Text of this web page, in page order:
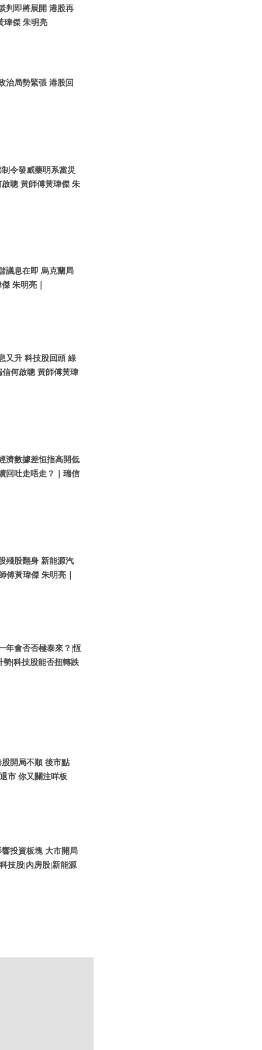
判即將展開 港股再
瑋傑 朱明亮
治局勢緊張 港股回
制令發威藥明系當災
聰 黃師傅黃瑋傑 朱
議息在即 烏克蘭局
朱明亮｜
又升 科技股回頭 綠
何啟聰 黃師傅黃瑋
濟數據差恒指高開低
回吐走唔走？｜瑞信
殘股翻身 新能源汽
傅黃瑋傑 朱明亮｜
年會否否極泰來？|恆
勢|科技股能否扭轉跌
股開局不順 後市點
市 你又關注咩板
響投資板塊 大市開局
技股|內房股|新能源